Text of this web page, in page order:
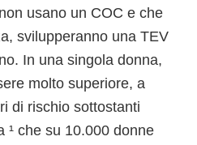
usano un COC e che
svilupperanno una TEV
In una singola donna,
molto superiore, a
di rischio sottostanti
¹ che su 10.000 donne